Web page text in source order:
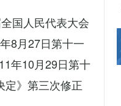
国人民代表大会
8月27日第十一
年10月29日第十
定》第三次修正